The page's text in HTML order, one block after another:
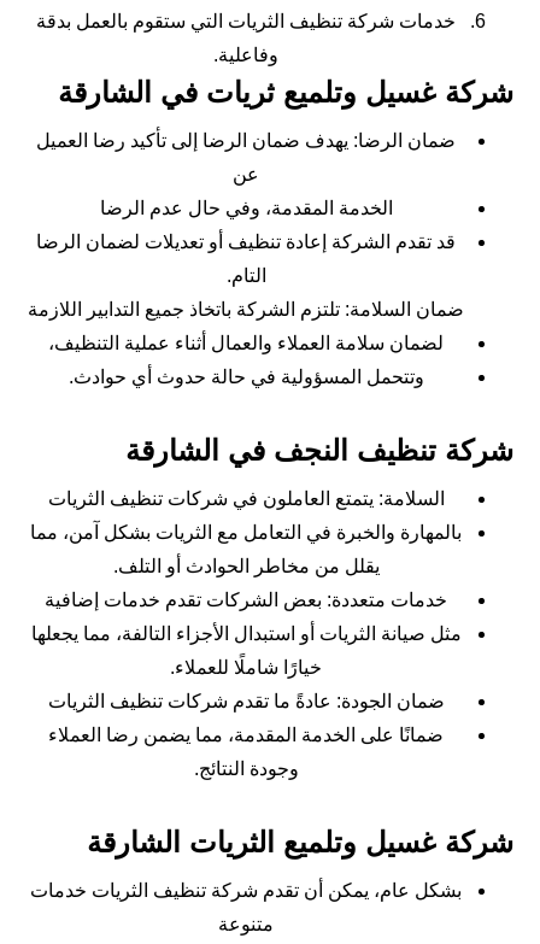
خدمات شركة تنظيف الثريات التي ستقوم بالعمل بدقة
وفاعلية.
شركة غسيل وتلميع ثريات في الشارقة
ضمان الرضا: يهدف ضمان الرضا إلى تأكيد رضا العميل
عن
الخدمة المقدمة، وفي حال عدم الرضا
قد تقدم الشركة إعادة تنظيف أو تعديلات لضمان الرضا
التام.
ضمان السلامة: تلتزم الشركة باتخاذ جميع التدابير اللازمة
لضمان سلامة العملاء والعمال أثناء عملية التنظيف،
وتتحمل المسؤولية في حالة حدوث أي حوادث.
شركة تنظيف النجف في الشارقة
السلامة: يتمتع العاملون في شركات تنظيف الثريات
بالمهارة والخبرة في التعامل مع الثريات بشكل آمن، مما
يقلل من مخاطر الحوادث أو التلف.
خدمات متعددة: بعض الشركات تقدم خدمات إضافية
مثل صيانة الثريات أو استبدال الأجزاء التالفة، مما يجعلها
خيارًا شاملًا للعملاء.
ضمان الجودة: عادةً ما تقدم شركات تنظيف الثريات
ضمانًا على الخدمة المقدمة، مما يضمن رضا العملاء
وجودة النتائج.
شركة غسيل وتلميع الثريات الشارقة
بشكل عام، يمكن أن تقدم شركة تنظيف الثريات خدمات
متنوعة